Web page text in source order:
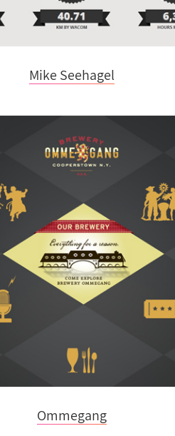
Mike Seehagel
Ommegang